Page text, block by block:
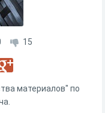
15
материалов" по